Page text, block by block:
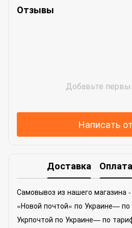
Отзывы
Добавьте
Написать
Доставка Оплата
Самовывоз из нашего магазина
«Новой почтой» по Украине—
Укрпочтой по Украине— по